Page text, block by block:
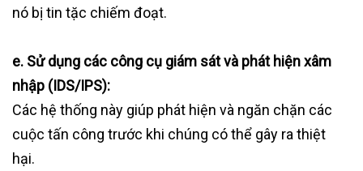
nó bị tin tặc chiếm đoạt.
e. Sử dụng các công cụ giám sát và phát hiện xâm
nhập (IDS/IPS):
Các hệ thống này giúp phát hiện và ngăn chặn các
cuộc tấn công trước khi chúng có thể gây ra thiệt
hại.